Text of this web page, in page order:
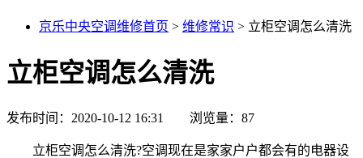
京乐中央空调维修首页 > 维修常识 > 立柜空调怎么清洗
立柜空调怎么清洗
发布时间：2020-10-12 16:31 浏览量：87
立柜空调怎么清洗?空调现在是家家户户都会有的电器设